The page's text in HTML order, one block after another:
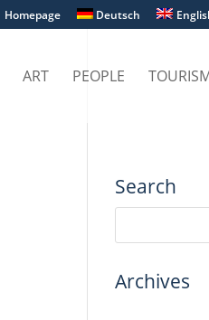
Homepage Deutsch
ART PEOPLE
Search
Archives